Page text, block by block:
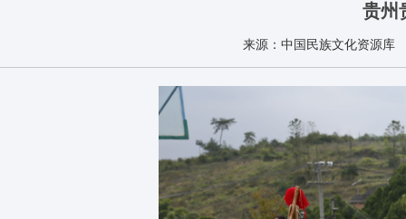
贵州
来源：中国民族文化资源库